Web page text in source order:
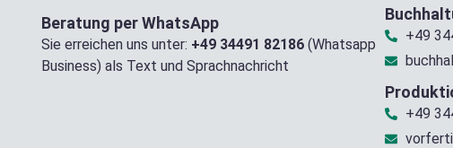
Beratung per WhatsApp
Sie erreichen uns unter: +49 34491 82186 (Whatsapp
Business) als Text und Sprachnachricht
+49
+49